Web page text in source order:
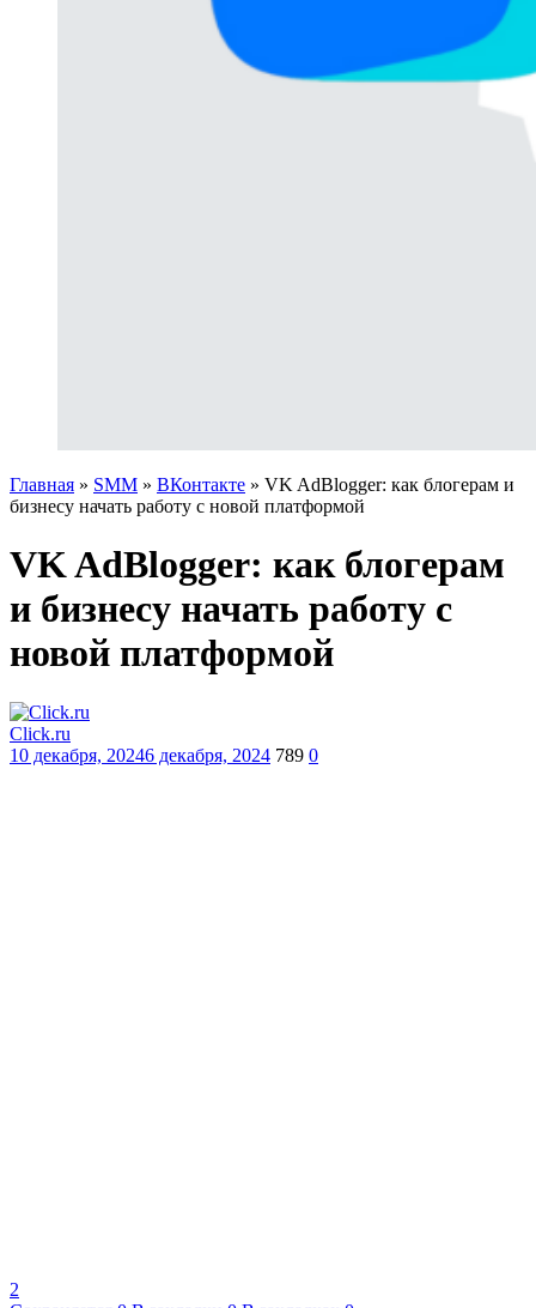
Главная » SMM » ВКонтакте » VK AdBlogger: как блогерам и
бизнесу начать работу с новой платформой
VK AdBlogger: как блогерам
и бизнесу начать работу с
новой платформой
Click.ru
10 декабря, 20246 декабря, 2024 789 0
2